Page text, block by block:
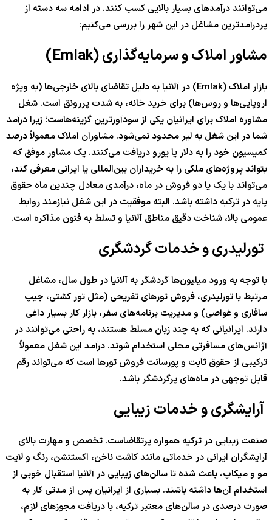
می‌توانند درآمدهای بسیار بالایی کسب کنند. در ادامه سه دسته از
پردرآمدترین مشاغل در این شهر را بررسی می‌کنیم:
مشاور املاک و سرمایه‌گذاری (Emlak)
بازار املاک (Emlak) در آلانیا به دلیل تقاضای بالای خارجی‌ها (به ویژه
اروپایی‌ها و روس‌ها) برای خرید خانه، به شدت پررونق است. شغل
مشاوره املاک برای ایرانیان یکی از سودآورترین گزینه‌هاست؛ زیرا درآمد
شما در این شغل به لیر محدود نمی‌شود. مشاوران املاک معمولاً درصد
کمیسیون خود را به دلار یا یورو دریافت می‌کنند. یک مشاور موفق که
بتواند پروژه‌های ملکی را به خریداران بین‌المللی یا ایرانی معرفی کند،
می‌تواند با یک یا دو فروش در ماه، درآمدی معادل چندین ماه حقوق
پایه در ترکیه داشته باشد. البته موفقیت در این شغل نیازمند روابط
عمومی بالا، شناخت دقیق مناطق آلانیا و تسلط به فنون مذاکره است.
تورلیدری و خدمات گردشگری
با توجه به ورود میلیون‌ها گردشگر به آلانیا در طول سال، مشاغل
مرتبط با تورلیدری، فروش تورهای تفریحی (مثل تور کشتی، جیپ
سافاری و غواصی) و مدیریت برنامه‌های سفر، بازار کار بسیار داغی
دارند. ایرانیانی که به چند زبان مسلط هستند، به راحتی می‌توانند در
آژانس‌های مسافرتی محلی استخدام شوند. درآمد این شغل معمولاً
ترکیبی از حقوق ثابت و پورسانت فروش تورها است که می‌تواند رقم
قابل توجهی در ماه‌های پرگردشگر باشد.
آرایشگری و خدمات زیبایی
صنعت زیبایی در ترکیه همواره پرتقاضاست. تخصص و مهارت بالای
آرایشگران ایرانی در خدماتی مانند کاشت ناخن، اکستنشن، رنگ و لایت
مو و میکاپ، باعث شده تا سالن‌های زیبایی در آلانیا استقبال خوبی از
استخدام آن‌ها داشته باشند. بسیاری از ایرانیان پس از مدتی کار به
صورت درصدی در سالن‌های معتبر ترکیه، با دریافت مجوزهای لازم،